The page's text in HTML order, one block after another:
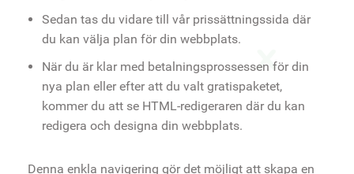
Sedan tas du vidare till vår prissättningssida där
du kan välja plan för din webbplats.
När du är klar med betalningsprossessen för din
nya plan eller efter att du valt gratispaketet,
kommer du att se HTML-redigeraren där du kan
redigera och designa din webbplats.
Denna enkla navigering gör det möjligt att skapa en